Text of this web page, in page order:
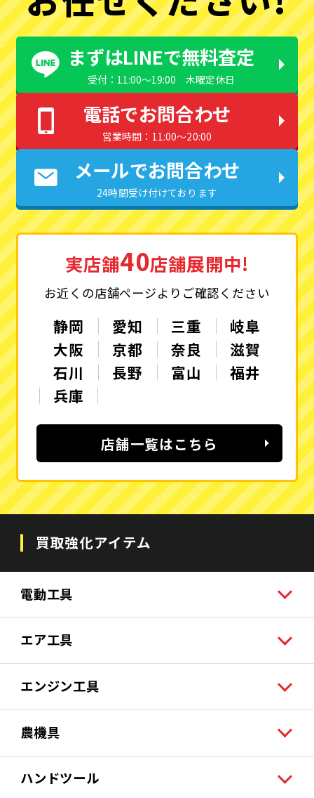
まずはLINEで無料査定
受付：11:00〜19:00 木曜定休日
電話でお問合わせ
営業時間：11:00〜20:00
メールでお問合わせ
24時間受け付けております
実店舗40店舗展開中!
お近くの店舗ページよりご確認ください
静岡 愛知 三重
岐阜
大阪
京都 奈良
滋賀
石川
長野 富山
福井
兵庫
店舗一覧はこちら
買取強化アイテム
電動工具
エア工具
エンジン工具
農機具
ハンドツール